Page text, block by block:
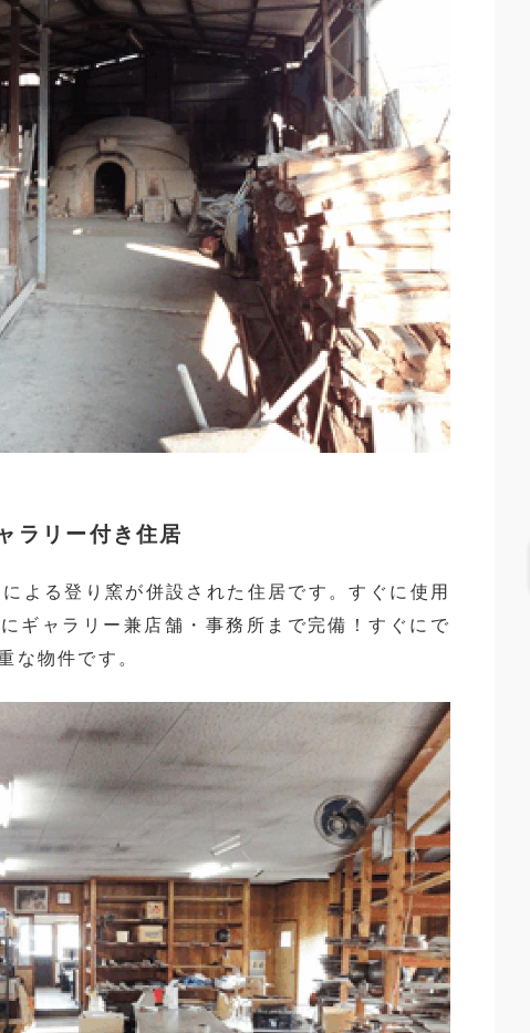
ラリー付き住居
よる登り窯が併設された住居です。すぐに使用
ギャラリー兼店舗・事務所まで完備！すぐにで
な物件です。